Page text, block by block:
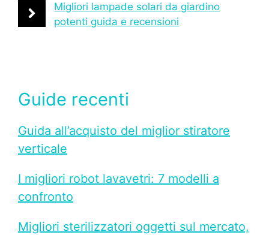
Migliori lampade solari da giardino
potenti guida e recensioni
Guide recenti
Guida all’acquisto del miglior stiratore
verticale
I migliori robot lavavetri: 7 modelli a
confronto
Migliori sterilizzatori oggetti sul mercato,